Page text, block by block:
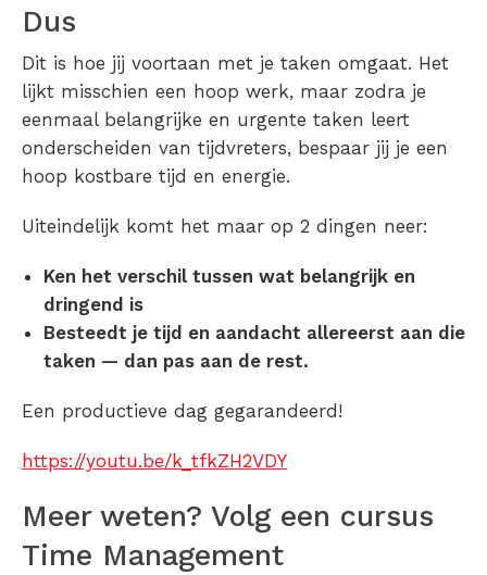
Dus
Dit is hoe jij voortaan met je taken omgaat. Het
lijkt misschien een hoop werk, maar zodra je
eenmaal belangrijke en urgente taken leert
onderscheiden van tijdvreters, bespaar jij je een
hoop kostbare tijd en energie.
Uiteindelijk komt het maar op 2 dingen neer:
Ken het verschil tussen wat belangrijk en
dringend is
Besteedt je tijd en aandacht allereerst aan die
taken — dan pas aan de rest.
Een productieve dag gegarandeerd!
https://youtu.be/k_tfkZH2VDY
Meer weten? Volg een cursus
Time Management